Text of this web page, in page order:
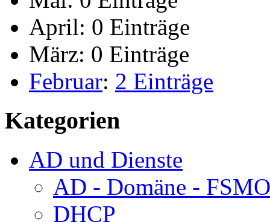
April: 0 Einträge
März: 0 Einträge
Februar: 2 Einträge
Kategorien
AD und Dienste
AD - Domäne - FSMO
DHCP